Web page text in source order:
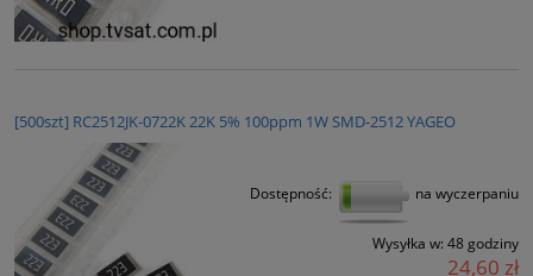
[500szt] RC2512JK-0722K 22K 5% 100ppm 1W SMD-2512 YAGEO
Dostępność: na wyczerpaniu
Wysyłka w: 48 godziny
24,60 zł